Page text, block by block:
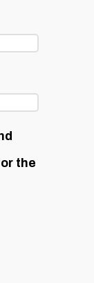
the